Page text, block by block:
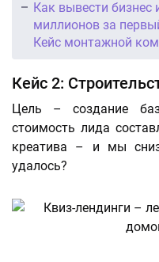
Как вывести бизнес
миллионов за
Кейс монтажной
Кейс 2:
Цель – создание
стоимость лида
креатива – и мы
удалось?